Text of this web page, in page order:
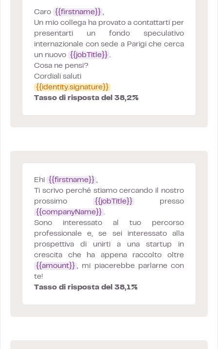
Caro {{firstname}} ,
Un mio collega ha provato a contattarti per
presentarti un fondo speculativo
internazionale con sede a Parigi che cerca
un nuovo {{jobTitle}} .
Cosa ne pensi?
Cordiali saluti
{{identity.signature}}
Tasso di risposta del 38,2%
Ehi {{firstname}} ,
Ti scrivo perché stiamo cercando il nostro
prossimo
{{jobTitle}}
presso
{{companyName}} .
Sono interessato al tuo percorso
professionale e, se sei interessato alla
prospettiva di unirti a una startup in
crescita che ha appena raccolto oltre
{{amount}} , mi piacerebbe parlarne con
te!
Tasso di risposta del 38,1%